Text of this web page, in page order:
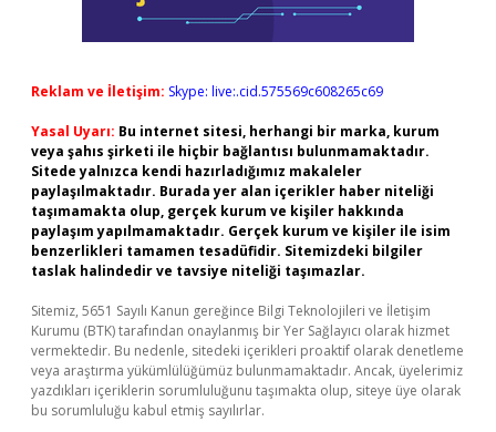
Reklam ve İletişim: Skype: live:.cid.575569c608265c69
Yasal Uyarı: Bu internet sitesi, herhangi bir marka, kurum
veya şahıs şirketi ile hiçbir bağlantısı bulunmamaktadır.
Sitede yalnızca kendi hazırladığımız makaleler
paylaşılmaktadır. Burada yer alan içerikler haber niteliği
taşımamakta olup, gerçek kurum ve kişiler hakkında
paylaşım yapılmamaktadır. Gerçek kurum ve kişiler ile isim
benzerlikleri tamamen tesadüfidir. Sitemizdeki bilgiler
taslak halindedir ve tavsiye niteliği taşımazlar.
Sitemiz, 5651 Sayılı Kanun gereğince Bilgi Teknolojileri ve İletişim
Kurumu (BTK) tarafından onaylanmış bir Yer Sağlayıcı olarak hizmet
vermektedir. Bu nedenle, sitedeki içerikleri proaktif olarak denetleme
veya araştırma yükümlülüğümüz bulunmamaktadır. Ancak, üyelerimiz
yazdıkları içeriklerin sorumluluğunu taşımakta olup, siteye üye olarak
bu sorumluluğu kabul etmiş sayılırlar.